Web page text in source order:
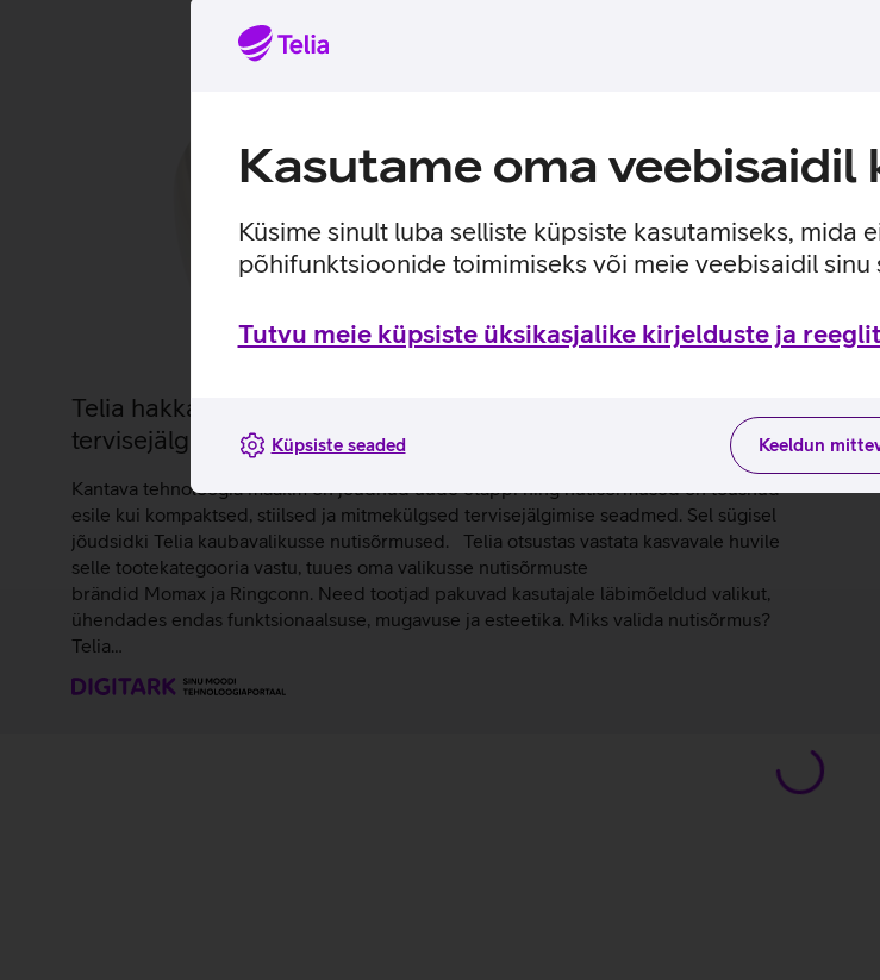
Kasutame oma veebisaidil
Küsime sinult luba selliste küpsiste kasutamiseks, mida
põhifunktsioonide toimimiseks või meie veebisaidil
Tutvu meie küpsiste üksikasjalike kirjelduste ja
Keeldun
Küpsiste seaded
Telia hakkas Eestis nutisõrmuseid müüma: uus tase
tervisejälgimises
Kantava tehnoloogia maailm on jõudnud uude etappi ning nutisõrmused on tõusnud
esile kui kompaktsed, stiilsed ja mitmekülgsed tervisejälgimise seadmed. Sel sügisel
jõudsidki Telia kaubavalikusse nutisõrmused. Telia otsustas vastata kasvavale huvile
selle tootekategooria vastu, tuues oma valikusse nutisõrmuste
brändid Momax ja Ringconn. Need tootjad pakuvad kasutajale läbimõeldud valikut,
ühendades endas funktsionaalsuse, mugavuse ja esteetika. Miks valida nutisõrmus?
Telia…